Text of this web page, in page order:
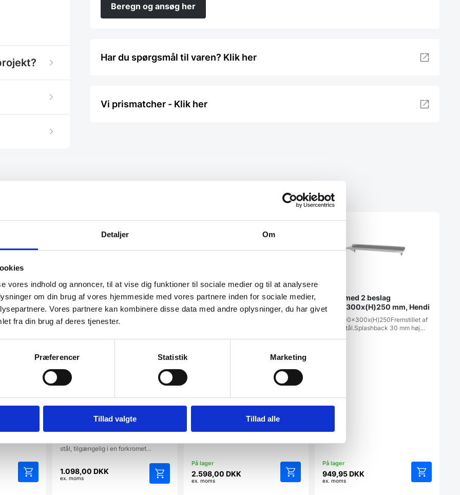
Detaljer Om
vores indhold og annoncer, til at vise dig funktioner til sociale medier og til at analysere
om din brug af vores hjemmeside med vores partnere inden for sociale medier,
Vores partnere kan kombinere disse data med andre oplysninger, du har givet
fra din brug af deres tjenester.
Præferencer Statistik Marketing
Tillad valgte Tillad alle
Beregn og ansøg her
Har du spørgsmål til varen? Klik her
Vi prismatcher - Klik her
PN
Reol med 5 hylder i sort
stål, tilgængelig i en forkromet…
1.098,00DKK
ex. moms
Køle-/fryserumsreol m/5
hylder vinkelmodul 1125 x 385
Pujadas' modulære hjørnereolsæt i
fem niveauer er designet til at
2.598,00 DKK
ex. moms
Hylde med 2 beslag
1200x300x(H)250 mm, Hendi
Mål: 1200x300x(H)250Fremstillet af
rustfrit stål.Splashback 30 mm høj…
949,95DKK
ex. moms